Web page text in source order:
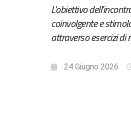
L'obiettivo
coinvolgente e
attraverso esercizi di
24 Giugno 2026